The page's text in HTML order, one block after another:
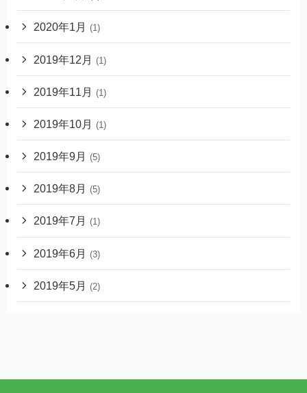
2020年1月 (1)
2019年12月 (1)
2019年11月 (1)
2019年10月 (1)
2019年9月 (5)
2019年8月 (5)
2019年7月 (1)
2019年6月 (3)
2019年5月 (2)